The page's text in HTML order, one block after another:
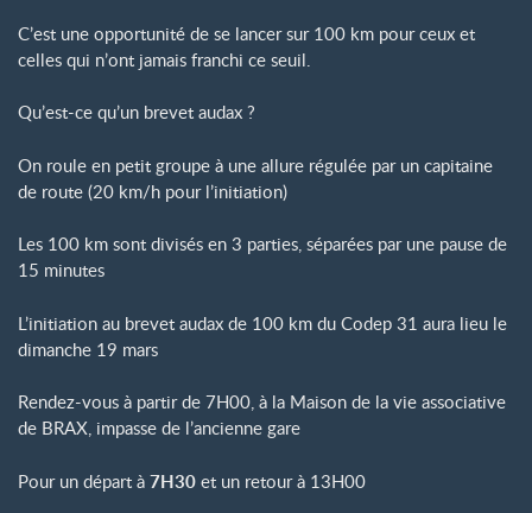
C’est une opportunité de se lancer sur 100 km pour ceux et
celles qui n’ont jamais franchi ce seuil.
Qu’est-ce qu’un brevet audax ?
On roule en petit groupe à une allure régulée par un capitaine
de route (20 km/h pour l’initiation)
Les 100 km sont divisés en 3 parties, séparées par une pause de
15 minutes
L’initiation au brevet audax de 100 km du Codep 31 aura lieu le
dimanche 19 mars
Rendez-vous à partir de 7H00, à la Maison de la vie associative
de BRAX, impasse de l’ancienne gare
Pour un départ à 7H30 et un retour à 13H00